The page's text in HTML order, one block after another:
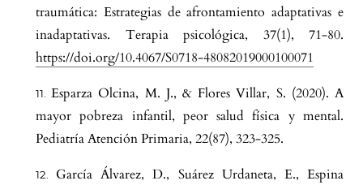
traumática: Estrategias de afrontamiento adaptativas e
inadaptativas. Terapia psicológica, 37(1), 71-80.
https://doi.org/10.4067/S0718-48082019000100071
Esparza Olcina, M. J., & Flores Villar, S. (2020). A
mayor pobreza infantil, peor salud física y mental.
Pediatría Atención Primaria, 22(87), 323-325.
García Álvarez, D., Suárez Urdaneta, E., Espina